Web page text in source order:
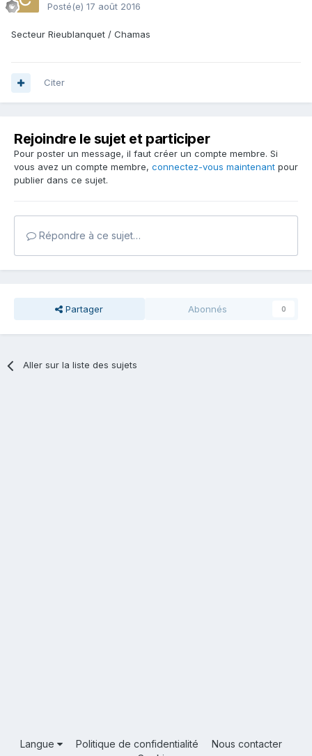
Posté(e) 17 août 2016
Secteur Rieublanquet / Chamas
Citer
Rejoindre le sujet et participer
Pour poster un message, il faut créer un compte membre. Si
vous avez un compte membre, connectez-vous maintenant pour
publier dans ce sujet.
Répondre à ce sujet…
Partager Abonnés 0
Aller sur la liste des sujets
Langue Politique de confidentialité
Nous contacter